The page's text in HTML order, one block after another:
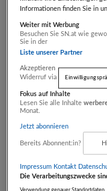
Genussvoller
Weltmeisterpaket
Weingut Norbert
Riedenweinpaket
Silberberg
Landesweingut
ab nur€
Informationen finden Sie in
Weiter mit Werbung
Besuchen Sie SN.at wie
Sie in der
Liste unserer Partner
Akzeptieren
Widerruf via
Fokus auf Inhalte
Lesen Sie alle Inhalte
Monat.
Jetzt abonnieren
Bereits Abonnent:in?
Impressum Kontakt
Die Verarbeitungszwecke